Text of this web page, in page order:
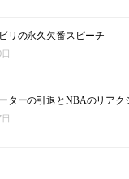
リの永久欠番スピーチ
ターの引退とNBAのリアク